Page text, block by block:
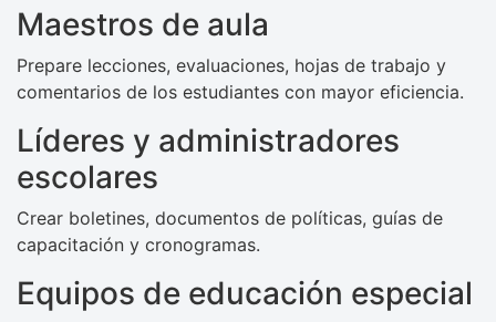
Maestros de aula
Prepare lecciones, evaluaciones, hojas de trabajo y
comentarios de los estudiantes con mayor eficiencia.
Líderes y administradores
escolares
Crear boletines, documentos de políticas, guías de
capacitación y cronogramas.
Equipos de educación especial